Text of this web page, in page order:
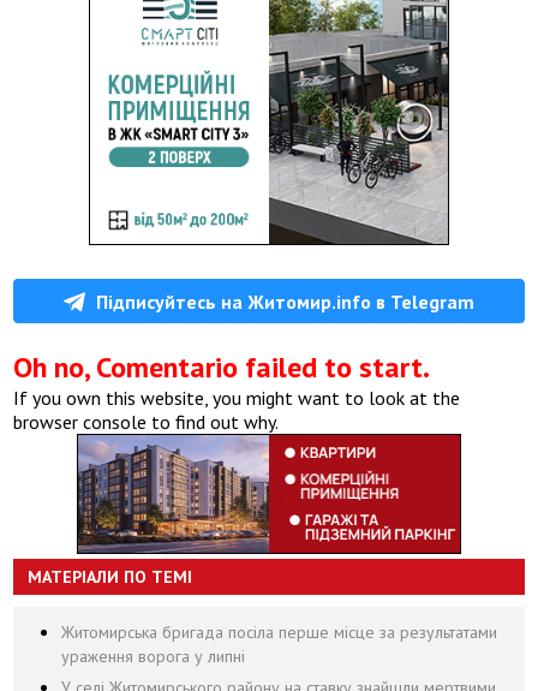
Підписуйтесь на Житомир.info в Telegram
Oh no, Comentario failed to start.
If you own this website, you might want to look at the
browser console to find out why.
МАТЕРІАЛИ ПО ТЕМІ
Житомирська бригада посіла перше місце за результатами
ураження ворога у липні